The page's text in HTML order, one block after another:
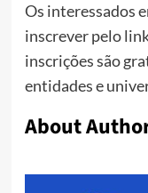
Os interessados
inscrever pelo
inscrições são
entidades e
About